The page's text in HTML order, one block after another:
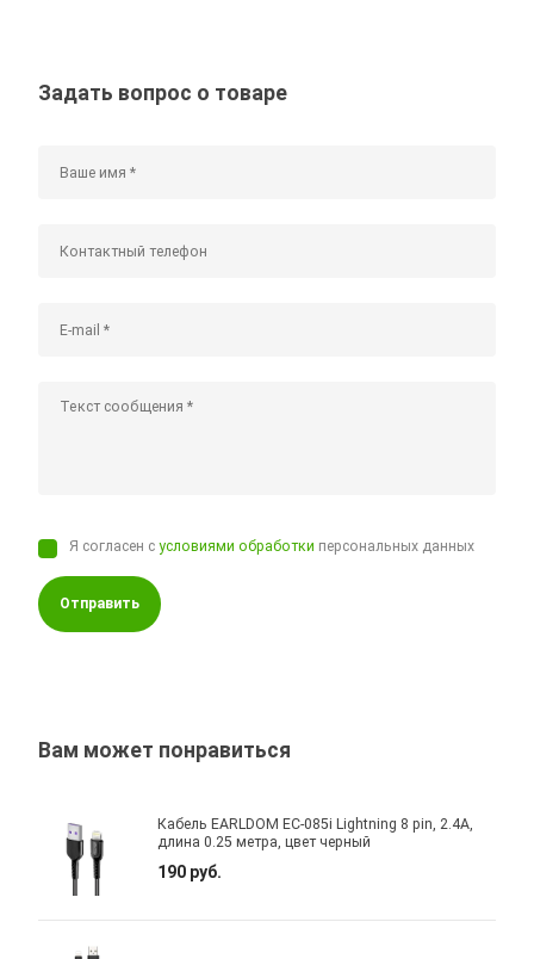
Задать вопрос о товаре
Я согласен сусловиями обработки персональных данных
Отправить
Вам может понравиться
Кабель EARLDOM EC-085i Lightning 8 pin, 2.4A,
длина 0.25 метра, цвет черный
190 руб.